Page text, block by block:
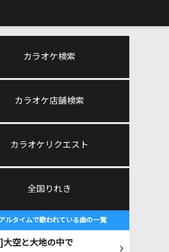
カラオケ検索
カラオケ店舗検索
カラオケリクエスト
全国りれき
ルタイムで歌われている曲の一覧
大空と大地の中で